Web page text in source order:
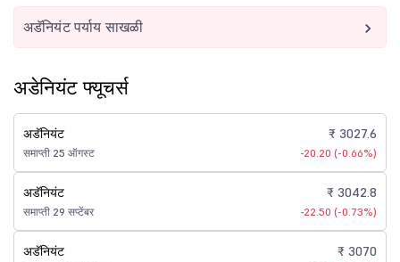
अडॅनियंट पर्याय साखळी
अडेनियंट फ्यूचर्स
अडॅनियंट
समाप्ती 25 ऑगस्ट
₹ 3027.6
-20.20 (-0.66%)
अडॅनियंट
समाप्ती 29 सप्टेंबर
₹ 3042.8
-22.50 (-0.73%)
अडॅनियंट ₹ 3070